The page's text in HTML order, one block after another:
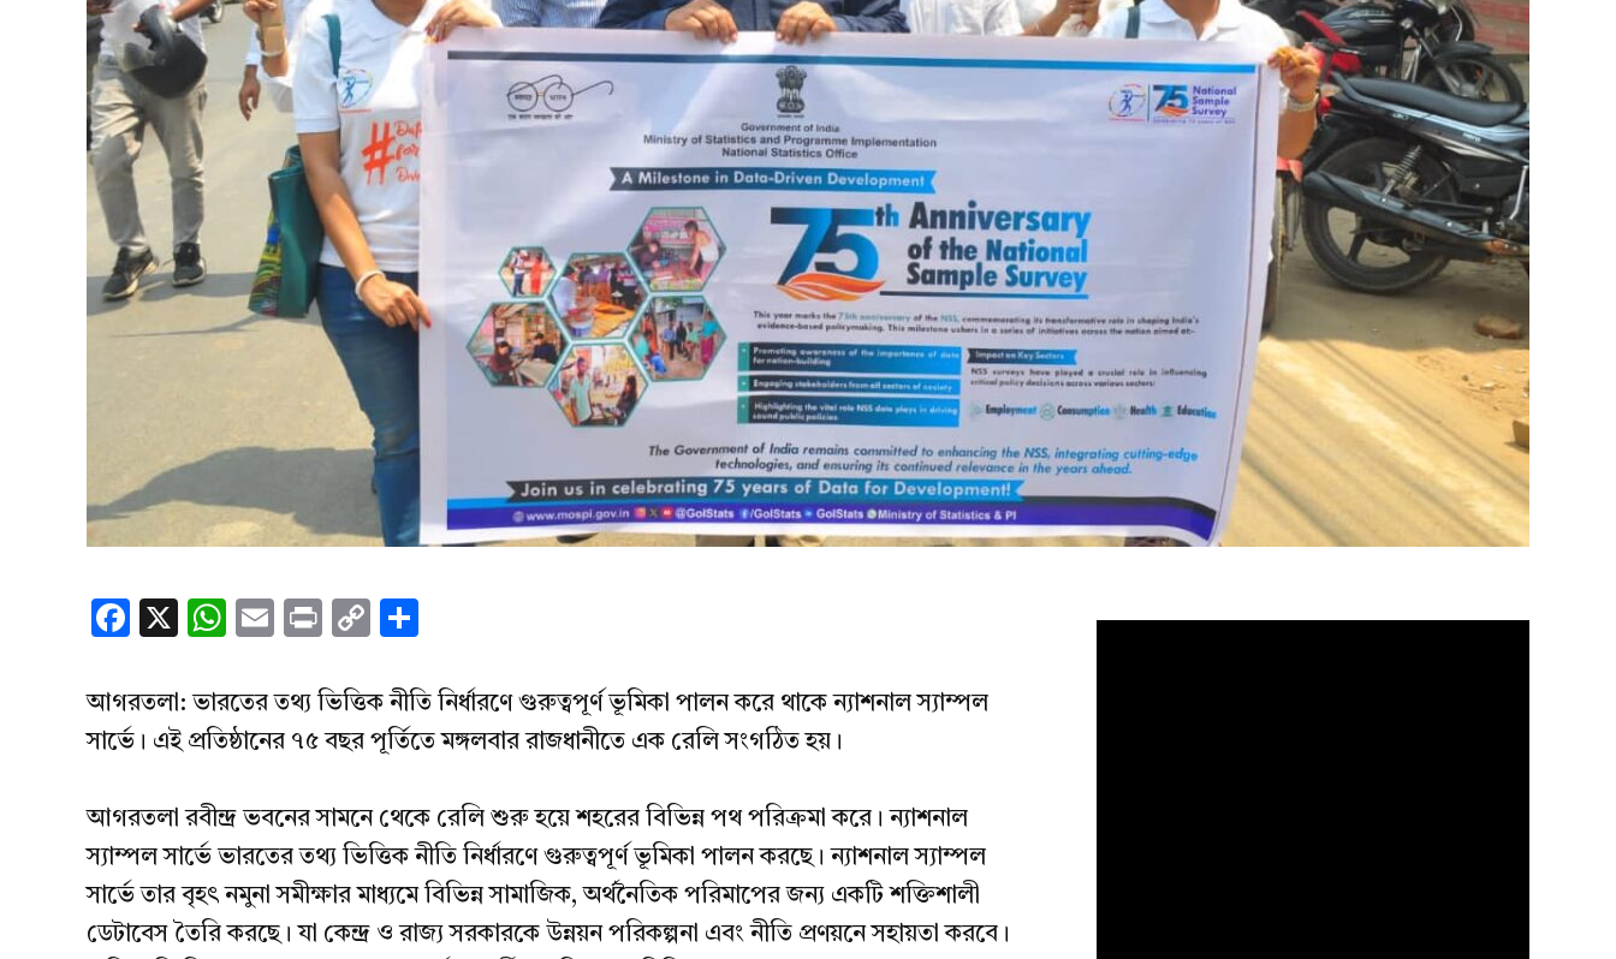
Facebook
X WhatsApp
EmailPrintCopy
আগরতলা: ভারতের তথ্য ভিত্তিক নীতি নির্ধারণে গুরুত্বপূর্ণ ভূমিকা পালন করে থাকে ন্যাশনাল স্যাম্পল
সার্ভে। এই প্রতিষ্ঠানের ৭৫ বছর পূর্তিতে মঙ্গলবার রাজধানীতে এক রেলি সংগঠিত হয়।
আগরতলা রবীন্দ্র ভবনের সামনে থেকে রেলি শুরু হয়ে শহরের বিভিন্ন পথ পরিক্রমা করে। ন্যাশনাল
স্যাম্পল সার্ভে ভারতের তথ্য ভিত্তিক নীতি নির্ধারণে গুরুত্বপূর্ণ ভূমিকা পালন করছে। ন্যাশনাল স্যাম্পল
সার্ভে তার বৃহৎ নমুনা সমীক্ষার মাধ্যমে বিভিন্ন সামাজিক, অর্থনৈতিক পরিমাপের জন্য একটি শক্তিশালী
ডেটাবেস তৈরি করছে। যা কেন্দ্র ও রাজ্য সরকারকে উন্নয়ন পরিকল্পনা এবং নীতি প্রণয়নে সহায়তা করবে।